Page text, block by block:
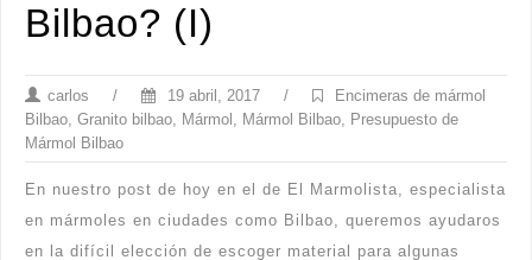
Bilbao? (I)
carlos / 19 abril, 2017 /
Encimeras de mármol
Bilbao Granito bilbao Mármol Mármol Bilbao Presupuesto de
Mármol Bilbao
En nuestro post de hoy en el de El Marmolista, especialista
en mármoles en ciudades como Bilbao, queremos ayudaros
en la difícil elección de escoger material para algunas